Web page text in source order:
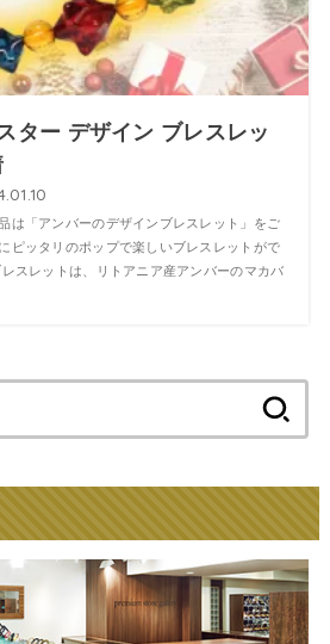
ター デザイン ブレスレッ
は「アンバーのデザインブレスレット」をご
ピッタリのポップで楽しいブレスレットがで
スレットは、リトアニア産アンバーのマカバ
索: